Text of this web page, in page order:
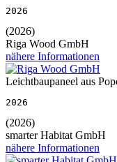
2026
(2026)
Riga Wood GmbH
nähere Informationen
Leichtbaupaneel aus
2026
(2026)
smarter Habitat GmbH
nähere Informationen